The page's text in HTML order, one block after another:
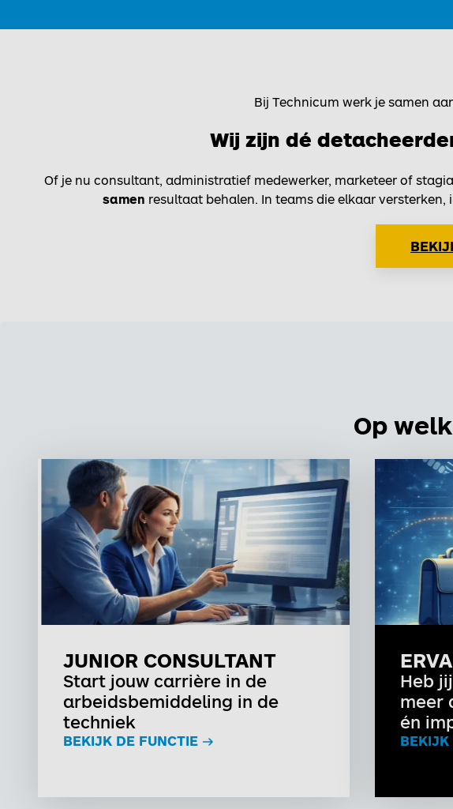
Bij Technicum werk je samen
Wij zijn dé
Of je nu consultant, administratief medewerker, marketeer of
samen resultaat behalen. In teams die elkaar
Op
JUNIOR CONSULTANT
Start jouw carrière in de
arbeidsbemiddeling in de
techniek
BEKIJK DE FUNCTIE
Heb
meer
én
BEKIJK